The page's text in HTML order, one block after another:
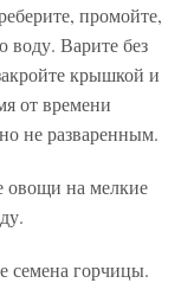
промойте,
Варите без
крышкой и
от времени
не разваренным.
овощи на мелкие
семена горчицы.